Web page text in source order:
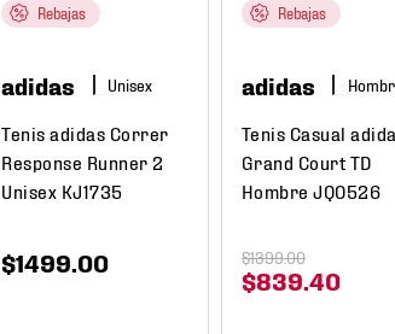
Rebajas
adidas
Tenis adidas Correr
Response Runner 2
Unisex KJ1735
$1499 00
Rebajas
adidas
Tenis Casual
Grand Court TD
Hombre JQ0526
$839 40
$1399.00